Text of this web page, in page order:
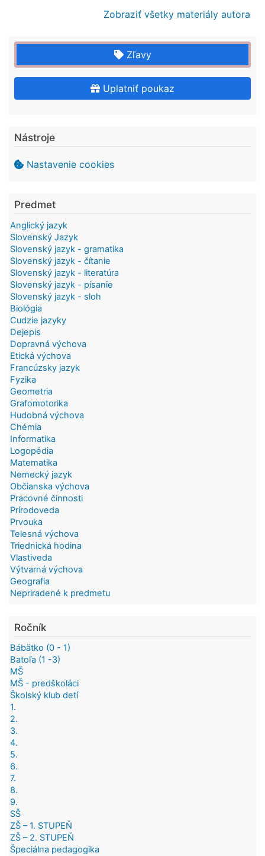
Zobraziť všetky materiály autora
Zľavy
Uplatniť poukaz
Nástroje
Nastavenie cookies
Predmet
Anglický jazyk
Slovenský Jazyk
Slovenský jazyk - gramatika
Slovenský jazyk - čítanie
Slovenský jazyk - literatúra
Slovenský jazyk - písanie
Slovenský jazyk - sloh
Biológia
Cudzie jazyky
Dejepis
Dopravná výchova
Etická výchova
Francúzsky jazyk
Fyzika
Geometria
Grafomotorika
Hudobná výchova
Chémia
Informatika
Logopédia
Matematika
Nemecký jazyk
Občianska výchova
Pracovné činnosti
Prírodoveda
Prvouka
Telesná výchova
Triednická hodina
Vlastiveda
Výtvarná výchova
Geografia
Nepriradené k predmetu
Ročník
Bábätko (0 - 1)
Batoľa (1 -3)
MŠ
MŠ - predškoláci
Školský klub detí
1.
2.
3.
4.
5.
6.
7.
8.
9.
SŠ
ZŠ – 1. STUPEŇ
ZŠ – 2. STUPEŇ
Špeciálna pedagogika